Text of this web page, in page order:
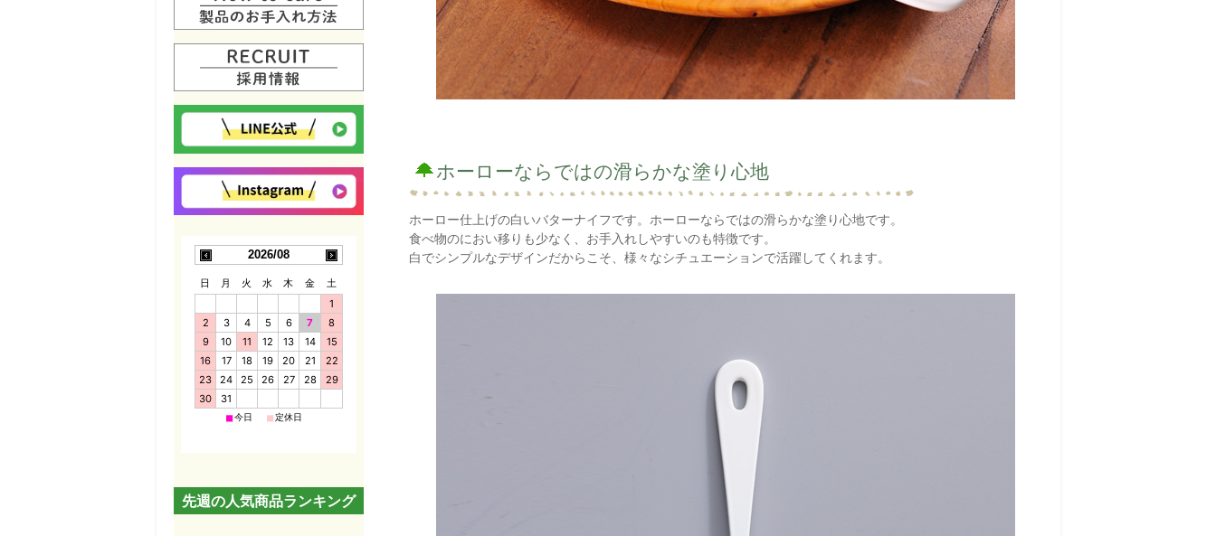
ホーローならではの滑らかな塗り心地
ホーロー仕上げの白いバターナイフです。ホーローならではの滑らかな塗り心地です。
食べ物のにおい移りも少なく、お手入れしやすいのも特徴です。
白でシンプルなデザインだからこそ、様々なシチュエーションで活躍してくれます。
2026/08
日 月 火 水 木 金
土
1
2
3 4 5 6 7
8
9
10 11 12 13 14
15
16
17 18 19 20 21
22
23
24 25 26 27 28
29
30
31
■今日 ■定休日
先週の人気商品ランキング